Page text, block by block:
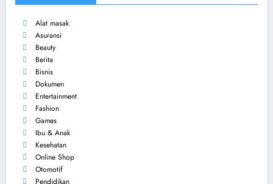
Alat masak
Asuransi
Beauty
Berita
Bisnis
Dokumen
Entertainment
Fashion
Games
Ibu & Anak
Kesehatan
Online Shop
Otomotif
Pendidikan